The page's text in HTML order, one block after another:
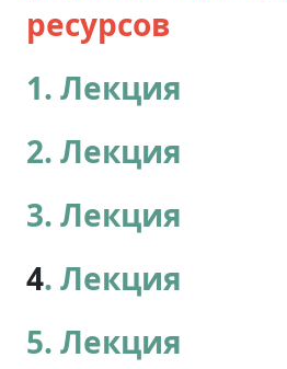
ресурсов
1. Лекция
2. Лекция
3. Лекция
4. Лекция
5. Лекция